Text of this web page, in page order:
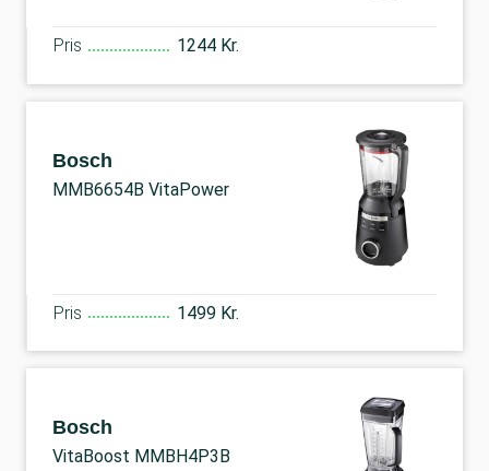
Pris 1244 Kr.
Bosch
MMB6654B VitaPower
Pris 1499 Kr.
Bosch
VitaBoost MMBH4P3B